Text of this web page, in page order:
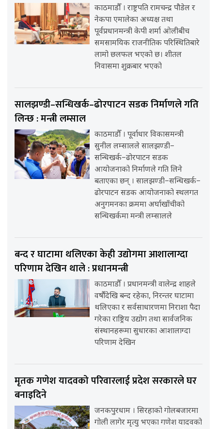
काठमाडौँ । राष्ट्रपति रामचन्द्र पौडेल र
नेकपा एमालेका अध्यक्ष तथा
पूर्वप्रधानमन्त्री केपी शर्मा ओलीबीच
समसामयिक राजनीतिक परिस्थितिबारे
लामो छलफल भएको छ। शीतल
निवासमा शुक्रबार भएको
सालझण्डी–सन्धिखर्क–ढोरपाटन सडक निर्माणले गति
लिन्छ : मन्त्री लम्साल
काठमाडौँ । पूर्वाधार विकासमन्त्री
सुनील लम्सालले सालझण्डी–
सन्धिखर्क–ढोरपाटन सडक
आयोजनाको निर्माणले गति लिने
बताएका छन् । सालझण्डी–सन्धिखर्क–
ढोरपाटन सडक आयोजनाको स्थलगत
अनुगमनका क्रममा अर्घाखाँचीको
सन्धिखर्कमा मन्त्री लम्सालले
बन्द र घाटामा थलिएका केही उद्योगमा आशालाग्दा
परिणाम देखिन थाले : प्रधानमन्त्री
काठमाडौँ । प्रधानमन्त्री वालेन्द्र शाहले
वर्षौंदेखि बन्द रहेका, निरन्तर घाटामा
थलिएका र सर्वसाधारणमा निराशा पैदा
गरेका राष्ट्रिय उद्योग तथा सार्वजनिक
संस्थानहरूमा सुधारका आशालाग्दा
परिणाम देखिन
मृतक गणेश यादवको परिवारलाई प्रदेश सरकारले घर
बनाइदिने
जनकपुरधाम । सिरहाको गोलबजारमा
गोली लागेर मृत्यु भएका गणेश यादवको